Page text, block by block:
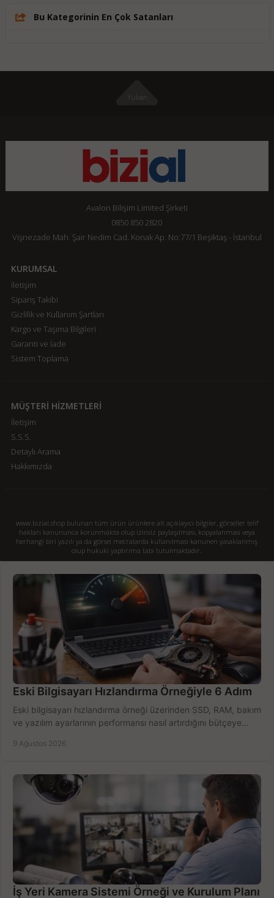
Bu Kategorinin En Çok Satanları
Avalon Bilişim Limited Şirketi
0850 850 2820
Vişnezade Mah. Şair Nedim Cad. Konak Ap. No:77/1 Beşiktaş - İstanbul
KURUMSAL
İletişim
Sipariş Takibi
Gizlilik ve Kullanım Şartları
Kargo ve Taşıma Bilgileri
Garanti ve İade
Sistem Toplama
MÜŞTERİ HİZMETLERİ
İletişim
S.S.S.
Detaylı Arama
Hakkımızda
www.bizial.shop bulunan tüm ürün ürünlere ait açıklayıcı bilgiler, görseller telif
hakları kanununca korunmakta olup izinsiz paylaşılması, kopyalanması veya
herhangi biri yazılı ya da görsel mecralarda kullanılması kanunen yasaklanmış
olup hukuki yaptırıma tabi tutulmaktadır.
Eski Bilgisayarı Hızlandırma Örneğiyle 6 Adım
Eski bilgisayarı hızlandırma örneği üzerinden SSD, RAM, bakım
ve yazılım ayarlarının performansı nasıl artırdığını bütçeye
9 Ağustos 2026
İş Yeri Kamera Sistemi Örneği ve Kurulum Planı